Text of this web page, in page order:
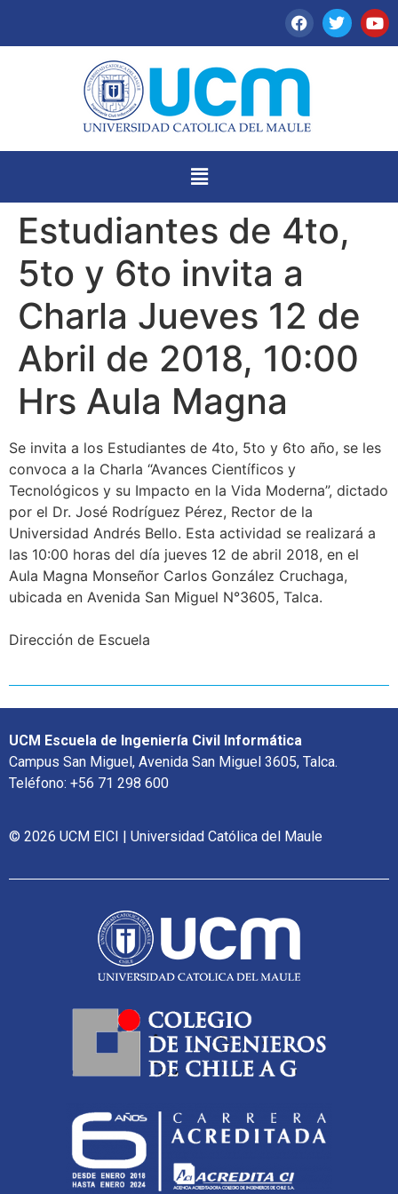
Estudiantes de 4to,
5to y 6to invita a
Charla Jueves 12 de
Abril de 2018, 10:00
Hrs Aula Magna
Se invita a los Estudiantes de 4to, 5to y 6to año, se les
convoca a la Charla “Avances Científicos y
Tecnológicos y su Impacto en la Vida Moderna”, dictado
por el Dr. José Rodríguez Pérez, Rector de la
Universidad Andrés Bello. Esta actividad se realizará a
las 10:00 horas del día jueves 12 de abril 2018, en el
Aula Magna Monseñor Carlos González Cruchaga,
ubicada en Avenida San Miguel N°3605, Talca.
Dirección de Escuela
UCM Escuela de Ingeniería Civil Informática
Campus San Miguel, Avenida San Miguel 3605, Talca.
Teléfono: +56 71 298 600
© 2026 UCM EICI | Universidad Católica del Maule